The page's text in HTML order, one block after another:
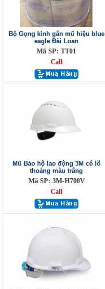
Bộ Gọng kính gắn mũ hiệu blue
eagle Đài Loan
Mã SP: TT01
Call
Mũ Bảo hộ lao động 3M có lỗ
thoáng màu trắng
Mã SP: 3M-H700V
Call